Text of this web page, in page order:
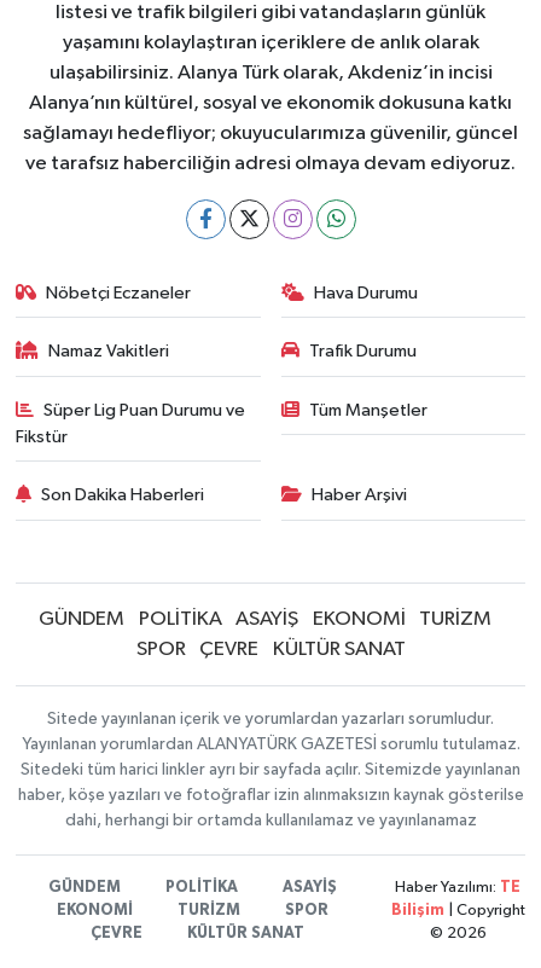
listesi ve trafik bilgileri gibi vatandaşların günlük
yaşamını kolaylaştıran içeriklere de anlık olarak
ulaşabilirsiniz. Alanya Türk olarak, Akdeniz’in incisi
Alanya’nın kültürel, sosyal ve ekonomik dokusuna katkı
sağlamayı hedefliyor; okuyucularımıza güvenilir, güncel
ve tarafsız haberciliğin adresi olmaya devam ediyoruz.
Nöbetçi Eczaneler Hava Durumu
Namaz Vakitleri Trafik Durumu
Süper Lig Puan Durumu ve
Fikstür
Tüm Manşetler
Son Dakika Haberleri Haber Arşivi
GÜNDEM POLİTİKA ASAYİŞ EKONOMİ
TURİZM
SPOR
ÇEVRE KÜLTÜR SANAT
Sitede yayınlanan içerik ve yorumlardan yazarları sorumludur.
Yayınlanan yorumlardan ALANYATÜRK GAZETESİ sorumlu tutulamaz.
Sitedeki tüm harici linkler ayrı bir sayfada açılır. Sitemizde yayınlanan
haber, köşe yazıları ve fotoğraflar izin alınmaksızın kaynak gösterilse
dahi, herhangi bir ortamda kullanılamaz ve yayınlanamaz
GÜNDEM POLİTİKA
ASAYİŞ
EKONOMİ
TURİZM
SPOR
ÇEVRE
KÜLTÜR SANAT
Haber Yazılımı: TE
Bilişim | Copyright
© 2026